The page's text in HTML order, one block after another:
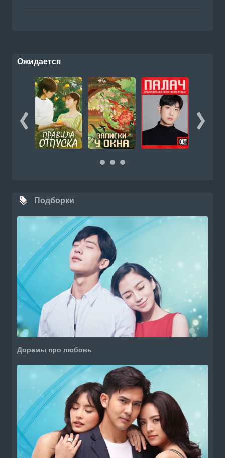
Ожидается
Подборки
Дорамы про любовь